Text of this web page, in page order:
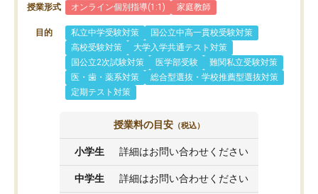
授業形式 オンライン個別指導(1:1) 家庭教師
目的 私立中学受験対策
国公立中高一貫校受験対策
高校受験対策
大学入学共通テスト対策
国公立2次試験対策
医学部受験
難関私立受験対策
医・歯・薬系対策
総合型選抜・学校推薦型選抜対策
定期テスト対策
授業料の目安 （税込）
小学生 詳細はお問い合わせください
中学生 詳細はお問い合わせください